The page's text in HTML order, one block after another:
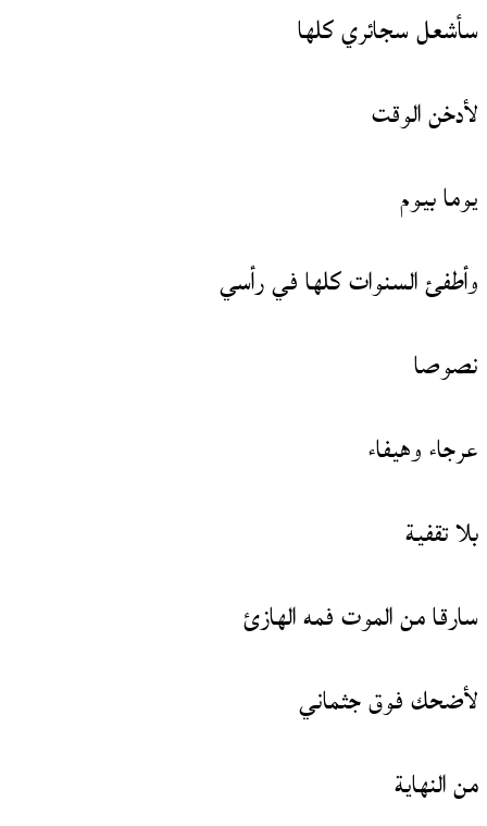
سأشعل سجائري كلها
لأدخن الوقت
يوما بيوم
وأطفئ السنوات كلها في رأسي
نصوصا
عرجاء وهيفاء
بلا تقفية
سارقا من الموت فمه الهازئ
لأضحك فوق جثماني
من النهاية